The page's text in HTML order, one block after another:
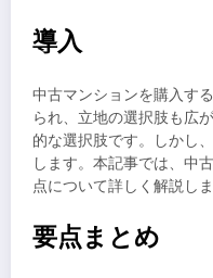
導入
中古マンションを購入す
られ、立地の選択肢も広
的な選択肢です。しかし
します。本記事では、中
点について詳しく解説しま
要点まとめ